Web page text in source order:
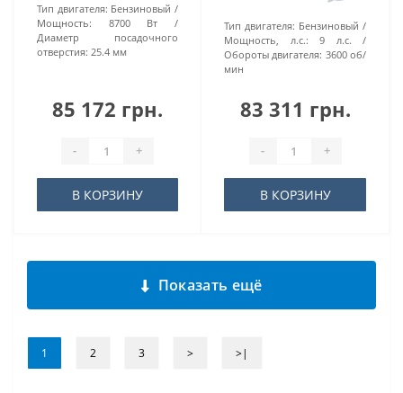
Тип двигателя: Бензиновый
Мощность:
8700 Вт
Диаметр посадочного
отверстия: 25.4 мм
85 172 грн.
- +
В КОРЗИНУ
Тип двигателя: Бензиновый
Мощность, л.с.:
9 л.с.
Обороты двигателя: 3600 об/
мин
83 311 грн.
- +
В КОРЗИНУ
Показать ещё
1 2 3 > >|